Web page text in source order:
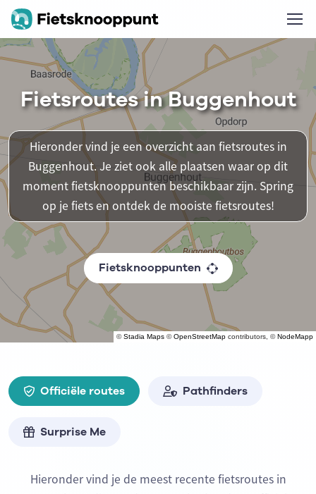
©Stadia Maps ©OpenStreetMap contributors, ©NodeMapp
Fietsroutes in Buggenhout
Hieronder vind je een overzicht aan fietsroutes in
Buggenhout. Je ziet ook alle plaatsen waar op dit
moment fietsknooppunten beschikbaar zijn. Spring
op je fiets en ontdek de mooiste fietsroutes!
Fietsknooppunten
Officiële routes Pathfinders
Surprise Me
Hieronder vind je de meest recente fietsroutes in